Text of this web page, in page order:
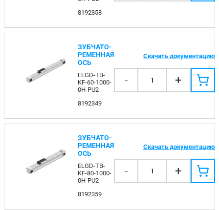
8192358
ЗУБЧАТО-
РЕМЕННАЯ
ОСЬ
ELGD-TB-
KF-60-1000-
0H-PU2
8192349
Скачать документацию
- 1 +
ЗУБЧАТО-
РЕМЕННАЯ
ОСЬ
ELGD-TB-
KF-80-1000-
0H-PU2
8192359
Скачать документацию
- 1 +